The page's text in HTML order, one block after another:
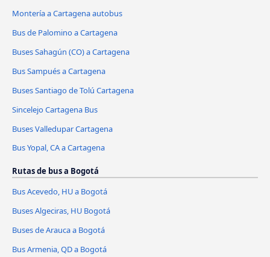
Montería a Cartagena autobus
Bus de Palomino a Cartagena
Buses Sahagún (CO) a Cartagena
Bus Sampués a Cartagena
Buses Santiago de Tolú Cartagena
Sincelejo Cartagena Bus
Buses Valledupar Cartagena
Bus Yopal, CA a Cartagena
Rutas de bus a Bogotá
Bus Acevedo, HU a Bogotá
Buses Algeciras, HU Bogotá
Buses de Arauca a Bogotá
Bus Armenia, QD a Bogotá